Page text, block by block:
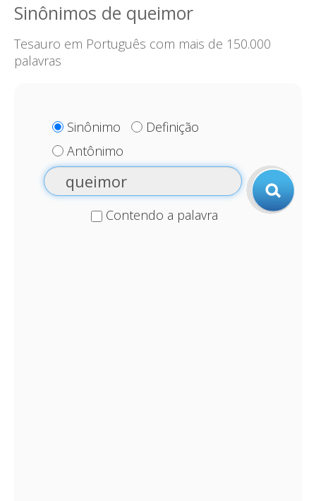
Sinônimos de queimor
Tesauro em Português com mais de 150.000
palavras
Sinônimo
Definição
Antônimo
Contendo a palavra